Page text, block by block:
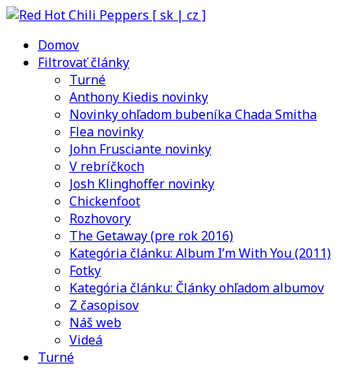
Domov
Filtrovať články
Turné
Anthony Kiedis novinky
Novinky ohľadom bubeníka Chada Smitha
Flea novinky
John Frusciante novinky
V rebríčkoch
Josh Klinghoffer novinky
Chickenfoot
Rozhovory
The Getaway (pre rok 2016)
Kategória článku: Album I’m With You (2011)
Fotky
Kategória článku: Články ohľadom albumov
Z časopisov
Náš web
Videá
Turné